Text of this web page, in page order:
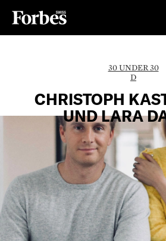
30 UNDER 30
D
CHRISTOPH
UND LARA